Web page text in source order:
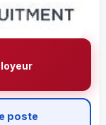
poste